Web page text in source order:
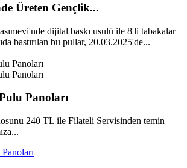
Üreten Gençlik...
dijital baskı usulü ile 8'li tabakalar
bastırılan bu pullar, 20.03.2025'de...
Panoları
240 TL ile Filateli Servisinden temin